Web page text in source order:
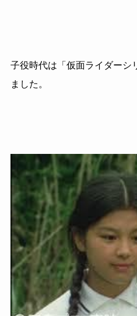
子役時代は「仮面ライダーシ
ました。